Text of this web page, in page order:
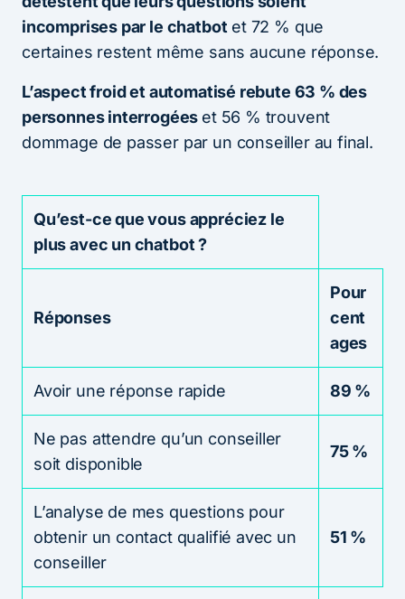
incomprises par le chatbot et 72 % que
certaines restent même sans aucune réponse.
L’aspect froid et automatisé rebute 63 % des
personnes interrogées et 56 % trouvent
dommage de passer par un conseiller au final.
Qu’est-ce que vous appréciez le
plus avec un chatbot ?
Réponses
Pour
cent
ages
Avoir une réponse rapide 89 %
Ne pas attendre qu’un conseiller
soit disponible
75 %
L’analyse de mes questions pour
obtenir un contact qualifié avec un
conseiller
51 %